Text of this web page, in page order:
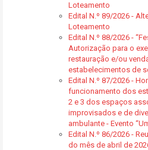
Loteamento
Edital N.º 89/2026 -
Loteamento
Edital N.º 88/2026 -
Autorização para o
restauração e/ou
estabelecimentos de
Edital N.º 87/2026 -
funcionamento dos
2 e 3 dos espaços
improvisados e de
ambulante - Evento
Edital N.º 86/2026 -
do mês de abril de